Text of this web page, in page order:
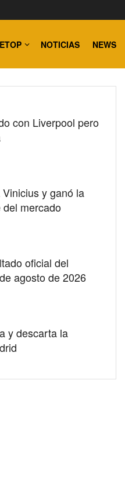
NOTICIAS NEWS
con Liverpool pero
y ganó la
mercado
oficial del
agosto de 2026
y descarta la